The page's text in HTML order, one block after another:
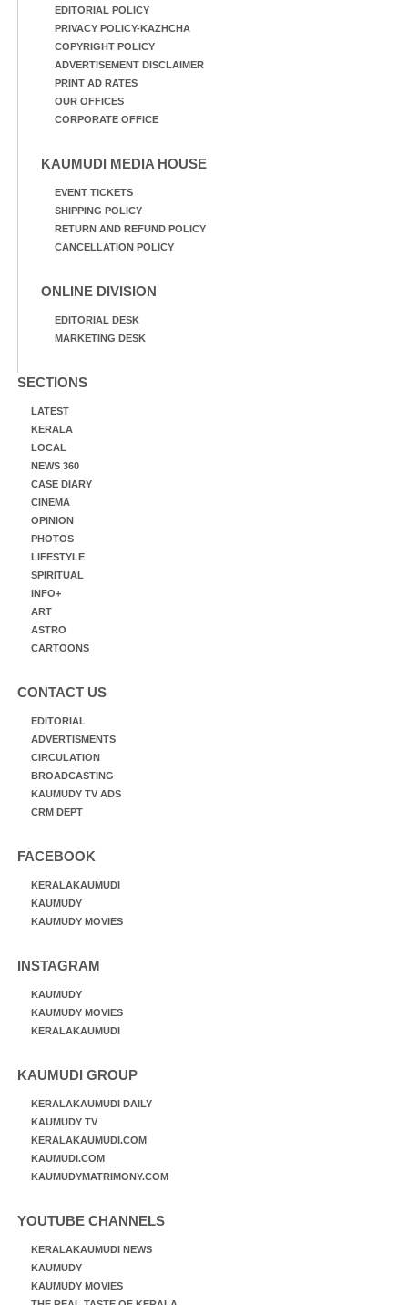
EDITORIAL POLICY
PRIVACY POLICY-KAZHCHA
COPYRIGHT POLICY
ADVERTISEMENT DISCLAIMER
PRINT AD RATES
OUR OFFICES
CORPORATE OFFICE
KAUMUDI MEDIA HOUSE
EVENT TICKETS
SHIPPING POLICY
RETURN AND REFUND POLICY
CANCELLATION POLICY
ONLINE DIVISION
EDITORIAL DESK
MARKETING DESK
SECTIONS
LATEST
KERALA
LOCAL
NEWS 360
CASE DIARY
CINEMA
OPINION
PHOTOS
LIFESTYLE
SPIRITUAL
INFO+
ART
ASTRO
CARTOONS
CONTACT US
EDITORIAL
ADVERTISMENTS
CIRCULATION
BROADCASTING
KAUMUDY TV ADS
CRM DEPT
FACEBOOK
KERALAKAUMUDI
KAUMUDY
KAUMUDY MOVIES
INSTAGRAM
KAUMUDY
KAUMUDY MOVIES
KERALAKAUMUDI
KAUMUDI GROUP
KERALAKAUMUDI DAILY
KAUMUDY TV
KERALAKAUMUDI.COM
KAUMUDI.COM
KAUMUDYMATRIMONY.COM
YOUTUBE CHANNELS
KERALAKAUMUDI NEWS
KAUMUDY
KAUMUDY MOVIES